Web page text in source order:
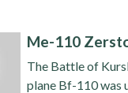
Me-110
The Battle of
plane Bf-110 was